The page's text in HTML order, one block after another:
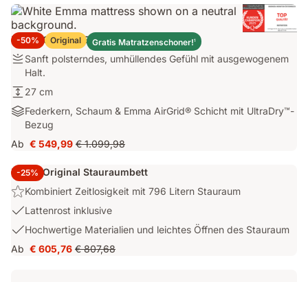
-50% Original Gratis Matratzenschoner!1
Emma Original Elite Matratze
Sanft
polsterndes,
umhüllendes
Gefühl
mit
ausgewogenem
Halt.
Sanft polsterndes, umhüllendes Gefühl mit ausgewogenem
Halt.
27
cm
27 cm
Federkern,
Schaum
&
Emma
AirGrid®
Schicht
mit
UltraDry™-
Federkern, Schaum & Emma AirGrid® Schicht mit UltraDry™-
Bezug
Ab Preis
€ 549,99
€ 549,99 Ursprünglicher
€ 1.099,98
€ 1.099,98
-25%
Emma Original Stauraumbett
Highlight:
Kombiniert
Zeitlosigkeit
mit
796
Kombiniert Zeitlosigkeit mit 796 Litern Stauraum
USP
Lattenrost
inklusive
Lattenrost inklusive
USP
3:
Hochwertige
Hochwertige Materialien und leichtes Öffnen des Stauraum
Ab Preis
€ 605,76 Ursprünglicher
€ 807,68